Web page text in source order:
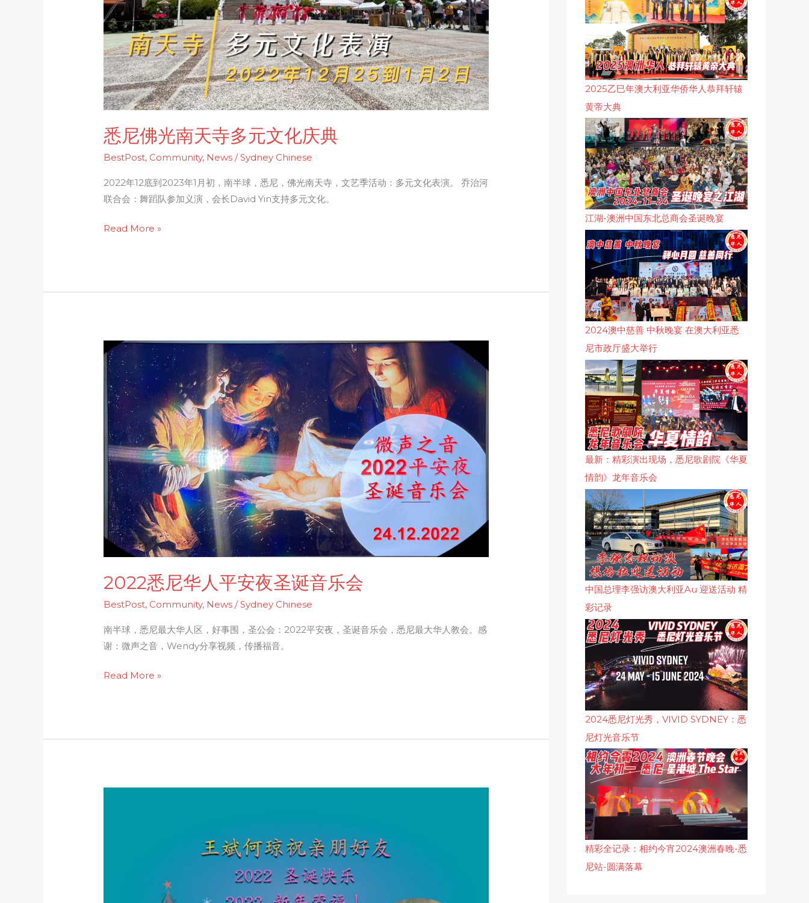
悉尼佛光南天寺多元文化庆典
BestPost, Community, News /Sydney Chinese
2022年12底到2023年1月初，南半球，悉尼，佛光南天寺，文艺季活动：多元文化表演。 乔治河
联合会：舞蹈队参加义演，会长David Yin支持多元文化。
多
元
文
化
庆
典
Read More »
2022悉尼华人平安夜圣诞音乐会
BestPost, Community, News /Sydney Chinese
南半球，悉尼最大华人区，好事围，圣公会：2022平安夜，圣诞音乐会，悉尼最大华人教会。感
谢：微声之音，Wendy分享视频，传播福音。
2022
悉
尼
华
平
安
夜
圣
诞
音
乐
会
Read More »
2025乙巳年澳大利亚华侨华人恭拜轩辕
黄帝大典
江湖-澳洲中国东北总商会圣诞晚宴
2024澳中慈善 中秋晚宴 在澳大利亚悉
尼市政厅盛大举行
最新：精彩演出现场，悉尼歌剧院《华夏
情韵》龙年音乐会
中国总理李强访澳大利亚Au 迎送活动 精
彩记录
2024悉尼灯光秀，VIVID SYDNEY：悉
尼灯光音乐节
精彩全记录：相约今宵2024澳洲春晚-悉
尼站-圆满落幕